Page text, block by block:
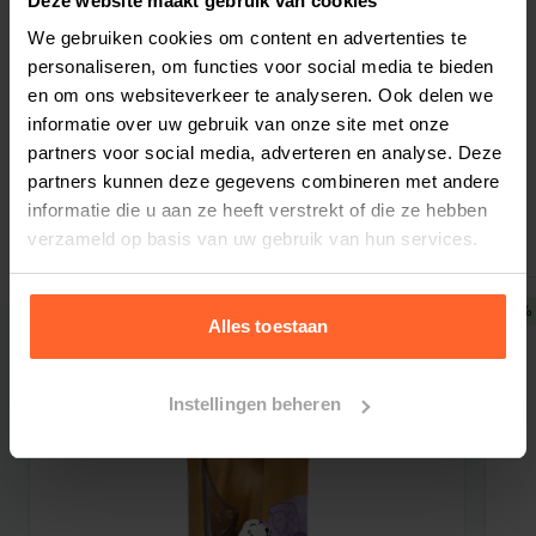
We gebruiken cookies om content en advertenties te
personaliseren, om functies voor social media te bieden
en om ons websiteverkeer te analyseren. Ook delen we
informatie over uw gebruik van onze site met onze
partners voor social media, adverteren en analyse. Deze
partners kunnen deze gegevens combineren met andere
informatie die u aan ze heeft verstrekt of die ze hebben
verzameld op basis van uw gebruik van hun services.
Alles toestaan
Instellingen beheren
Pacifische horsmakreel (4%), Verse hele
Pacifische heek (4%), Verse verse kalkoen lever
(4%), Verse verse kippen hartjes (4%), Verse
kalkoen hartjes (4%), Kippenvlees (gedroogd,
4%), Kalkoenvlees (gedroogd, 4%), Hele makreel
(gedroogd, 4%), Hele sardine (gedroogd, 4%),
Hele Haring (gedroogd, 4%), Hele koolvis
Hele groene linzen, Hele groene erwten, Hele
kikkererwten, Hele gele erwten, Hele
Kievitsbonen, Hele witte bonen, Kippen
kraakbeen (gedroogd, 1%), Verse kalkoenhartjes
bron van DHA en EPA), Pompoen (gedroogd),
Butternut squash (gedroogd), Wortelen
(gedroogd), Kippenlevertjes (gevriesdroogd),
Bestelherinnering instellen
Gerelateerde producten